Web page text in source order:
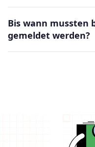
Bis wann mussten
gemeldet werden?